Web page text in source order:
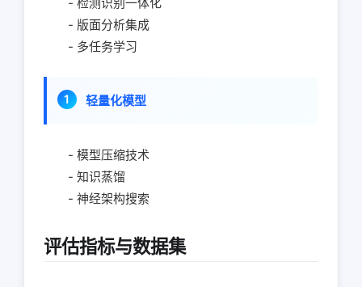
- 版面分析集成
- 多任务学习
轻量化模型
- 模型压缩技术
- 知识蒸馏
- 神经架构搜索
评估指标与数据集